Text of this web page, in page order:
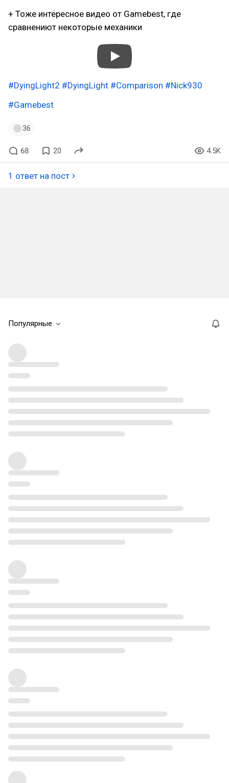
+ Тоже интересное видео от Gamebest, где
сравнениют некоторые механики
#DyingLight2 #DyingLight #Comparison #Nick930
#Gamebest
36
68 20 4.5K
1 ответ на пост
Популярные